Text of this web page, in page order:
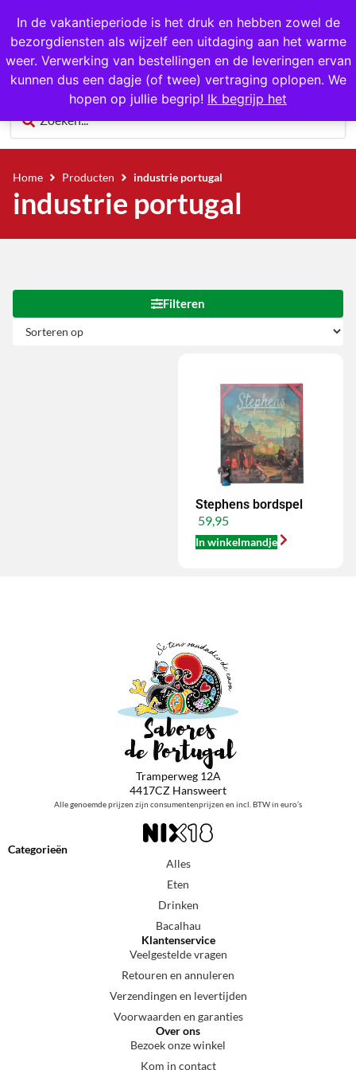
In de vakantieperiode is het druk en hebben zowel de
bezorgdiensten als wijzelf een uitdaging aan het warme
weer. Verwerking van bestellingen en de leveringen ervan
kunnen dus een dagje (of twee) vertraging oplopen. We
hopen op jullie begrip! Ik begrijp het
1000+ producten op voorraad
0
Home Producten industrie portugal
industrie portugal
Filteren
Stephens bordspel
59,95
In winkelmandje
Tramperweg 12A
4417CZ Hansweert
Alle genoemde prijzen zijn consumentenprijzen en incl. BTW in euro’s
Categorieën
Alles
Eten
Drinken
Bacalhau
Klantenservice
Veelgestelde vragen
Retouren en annuleren
Verzendingen en levertijden
Voorwaarden en garanties
Over ons
Bezoek onze winkel
Kom in contact